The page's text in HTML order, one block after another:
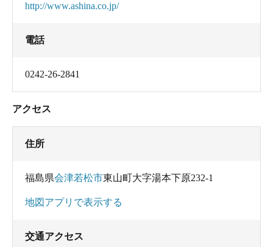
http://www.ashina.co.jp/
電話
0242-26-2841
アクセス
住所
福島県会津若松市東山町大字湯本下原232-1
地図アプリで表示する
交通アクセス